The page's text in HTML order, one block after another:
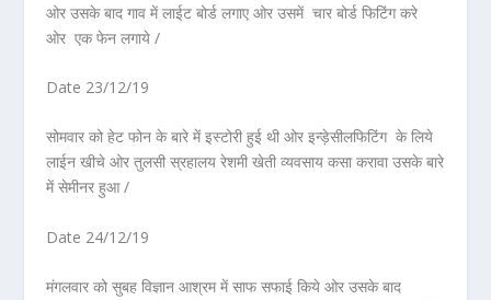
ओर उसके बाद गाव में लाईट बोर्ड लगाए ओर उसमें चार बोर्ड फिटिंग करे
ओर एक फेन लगाये /
Date 23/12/19
सोमवार को हेट फोन के बारे में इस्टोरी हुई थी ओर इन्ड़ेसीलफिटिंग के लिये
लाईन खीचे ओर तुलसी स्रहालय रेशमी खेती व्यवसाय कसा करावा उसके बारे
में सेमीनर हुआ /
Date 24/12/19
मंगलवार को सुबह विज्ञान आश्रम में साफ सफाई किये ओर उसके बाद